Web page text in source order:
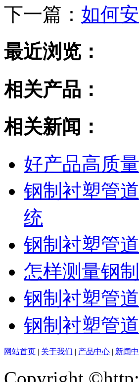
下一篇： 如何
最近浏览：
相关产品：
相关新闻：
好产品高质
钢制衬塑管
统
钢制衬塑管
怎样测量钢
钢制衬塑管
钢制衬塑管
网站首页 | 关于我们 | 产品中心 | 新闻